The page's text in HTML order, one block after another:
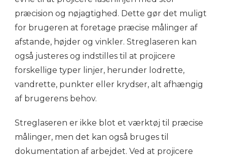
præcision og nøjagtighed. Dette gør det muligt
for brugeren at foretage præcise målinger af
afstande, højder og vinkler. Streglaseren kan
også justeres og indstilles til at projicere
forskellige typer linjer, herunder lodrette,
vandrette, punkter eller krydser, alt afhængig
af brugerens behov.
Streglaseren er ikke blot et værktøj til præcise
målinger, men det kan også bruges til
dokumentation af arbejdet. Ved at projicere